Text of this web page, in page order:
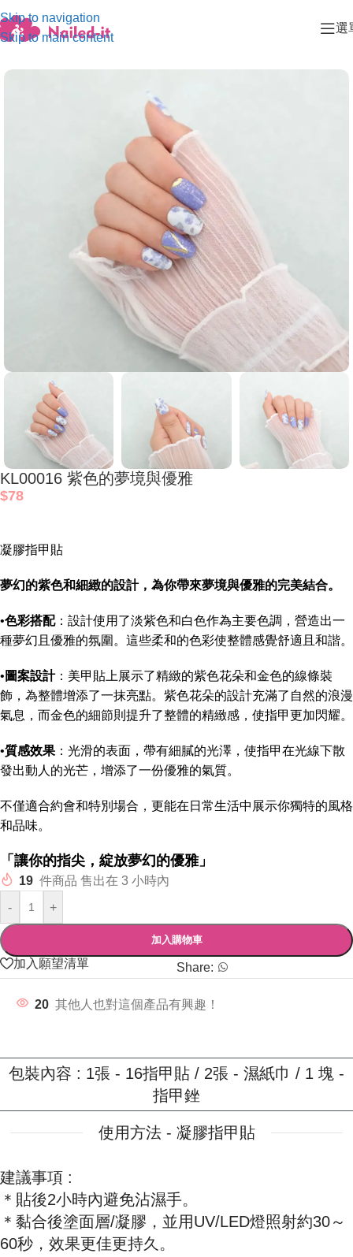
Skip to navigation
Skip to main content
選
首頁/典雅系列
KL00016 紫色的夢境與優雅
$78
凝膠指甲貼
夢幻的紫色和細緻的設計，為你帶來夢境與優雅的完美結合。
•色彩搭配：設計使用了淡紫色和白色作為主要色調，營造出一
種夢幻且優雅的氛圍。這些柔和的色彩使整體感覺舒適且和諧。
• 圖案設計：美甲貼上展示了精緻的紫色花朵和金色的線條裝
飾，為整體增添了一抹亮點。紫色花朵的設計充滿了自然的浪漫
氣息，而金色的細節則提升了整體的精緻感，使指甲更加閃耀。
•質感效果 ：光滑的表面，帶有細膩的光澤，使指甲在光線下散
發出動人的光芒，增添了一份優雅的氣質。
不僅適合約會和特別場合，更能在日常生活中展示你獨特的風格
和品味。
「讓你的指尖，綻放夢幻的優雅」
19 件商品 售出在 3 小時內
-
+
加入購物車
加入願望清單 Share:
20 其他人也對這個產品有興趣！
包裝內容 : 1張 - 16指甲貼 / 2張 - 濕紙巾 / 1 塊 -
指甲銼
使用方法 - 凝膠指甲貼
建議事項 :
＊貼後2小時內避免沾濕手。
＊黏合後塗面層/凝膠，並用UV/LED燈照射約30～
60秒，效果更佳更持久。